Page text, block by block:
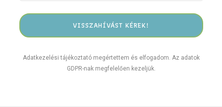
Adatkezelési tájékoztató megértettem és elfogadom. Az adatok
GDPR-nak megfelelően kezeljük.